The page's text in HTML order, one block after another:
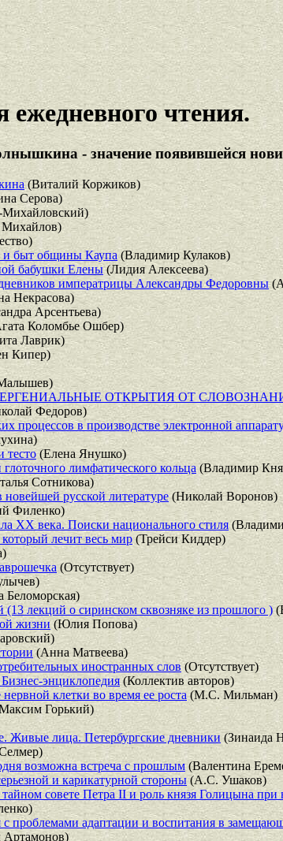
ежедневного чтения.
- значение появившейся
(Виталий Коржиков)
Серова)
и быт общины Каупа (Владимир Кулаков)
бабушки Елены(Лидия Алексеева)
императрицы Александры Федоровны
Некрасова)
Арсентьева)
Коломбье Ошбер)
Лаврик)
Кипер)
ОТКРЫТИЯ ОТ
Федоров)
процессов в производстве электронной
(Елена Янушко)
лимфатического кольца (Владимир
Сотникова)
русской литературе(Николай Воронов)
Филенко)
XX века. Поиски национального стиля
лечит весь мир (Трейси Киддер)
(Отсутствует)
Беломорская)
лекций о сиринском сквозняке из прошлого )
жизни (Юлия Попова)
(Анна Матвеева)
иностранных слов(Отсутствует)
энциклопедия(Коллектив авторов)
клетки во время ее роста (М.С. Мильман)
Горький)
Живые лица. Петербургские дневники(Зинаида
возможна встреча с прошлым (Валентина
и карикатурной стороны(А.С. Ушаков)
совете Петра II и роль князя Голицына
проблемами адаптации и воспитания в